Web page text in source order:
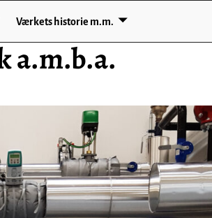
Værkets historie m.m.